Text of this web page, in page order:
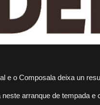
e o Composala deixa un
arranque de tempada e